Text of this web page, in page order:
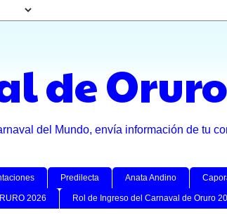
de Oruro
del Mundo, envía información de tu
Predilecta Anata Andino
2026 Rol de Ingreso del Carnaval de Oruro